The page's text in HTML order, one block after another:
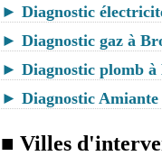
► Diagnostic
► Diagnostic gaz à
► Diagnostic plomb à
► Diagnostic
■ Villes